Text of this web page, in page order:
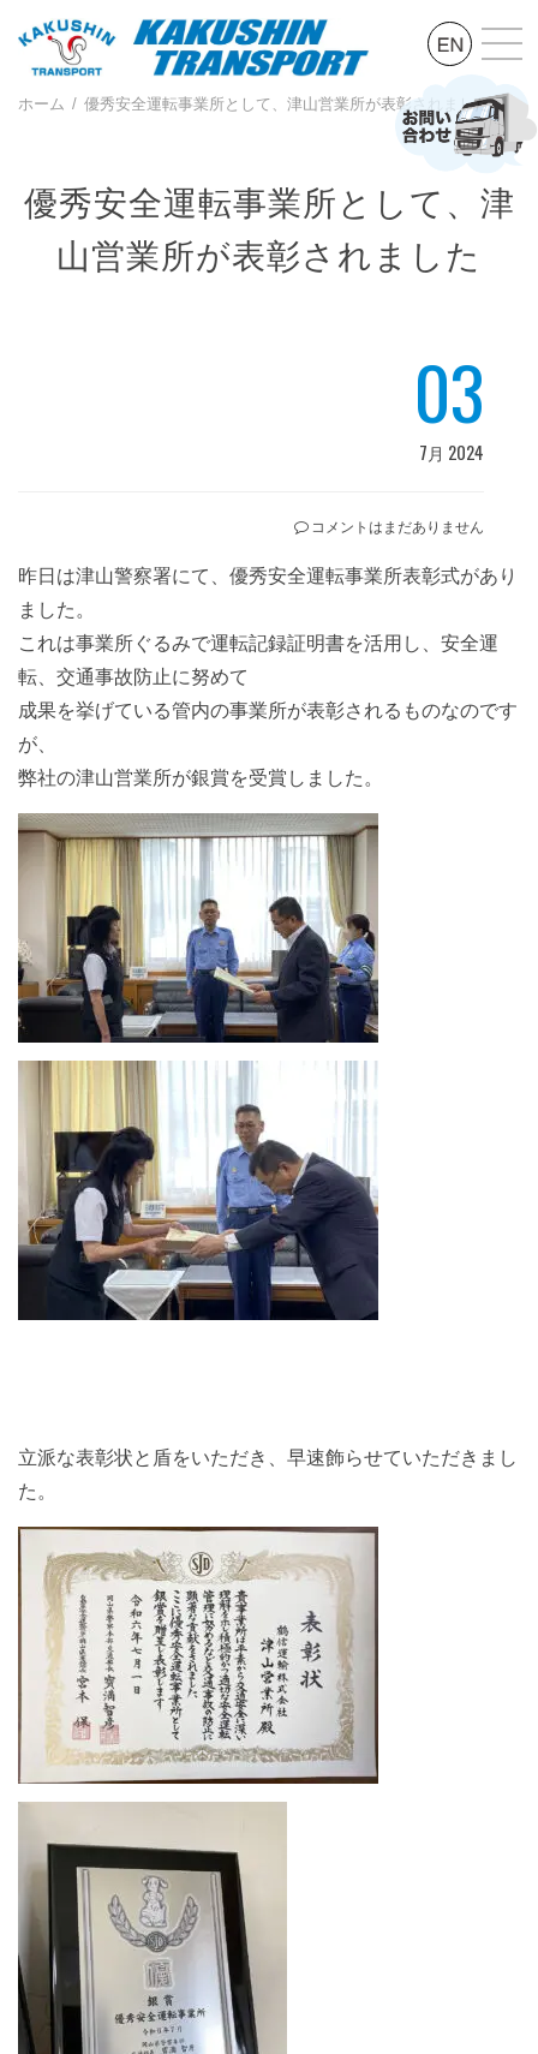
ホーム 優秀安全運転事業所として、津山営業所が表彰されました
優秀安全運転事業所として、津
山営業所が表彰されました
03
7月 2024
コメントはまだありません
昨日は津山警察署にて、優秀安全運転事業所表彰式があり
ました。
これは事業所ぐるみで運転記録証明書を活用し、安全運
転、交通事故防止に努めて
成果を挙げている管内の事業所が表彰されるものなのです
が、
弊社の津山営業所が銀賞を受賞しました。
立派な表彰状と盾をいただき、早速飾らせていただきまし
た。